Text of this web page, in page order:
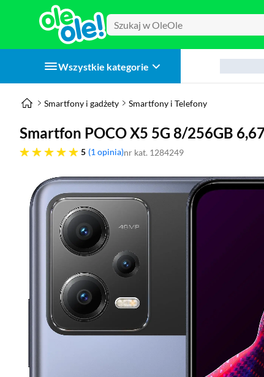
Wszystkie kategorie
Smartfony i gadżety Smartfony i Telefony
Smartfon POCO X5 5G 8/256GB
5
pięć gwiazdek 1 opinia nr kat. 1284249